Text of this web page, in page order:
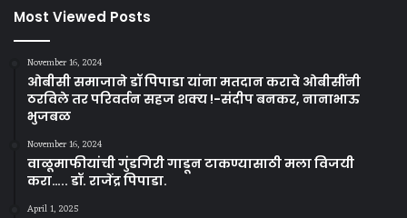
Most Viewed Posts
November 16, 2024
ओबीसी समाजाने डॉ पिपाडा यांना मतदान करावे ओबीसींनी
ठरविले तर परिवर्तन सहज शक्य !-संदीप बनकर, नानाभाऊ
भुजबळ
November 16, 2024
वाळूमाफीयांची गुंडगिरी गाडून टाकण्यासाठी मला विजयी
करा….. डॉ. राजेंद्र पिपाडा.
April 1, 2025